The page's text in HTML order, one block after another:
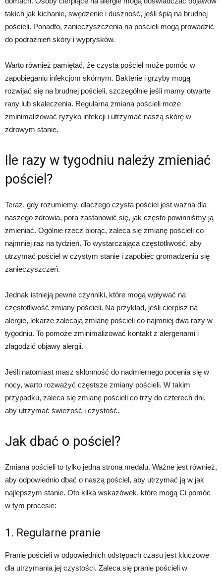
takich jak kichanie, swędzenie i duszność, jeśli śpią na brudnej
pościeli. Ponadto, zanieczyszczenia na pościeli mogą prowadzić
do podrażnień skóry i wyprysków.
Warto również pamiętać, że czysta pościel może pomóc w
zapobieganiu infekcjom skórnym. Bakterie i grzyby mogą
rozwijać się na brudnej pościeli, szczególnie jeśli mamy otwarte
rany lub skaleczenia. Regularna zmiana pościeli może
zminimalizować ryzyko infekcji i utrzymać naszą skórę w
zdrowym stanie.
Ile razy w tygodniu należy zmieniać
pościel?
Teraz, gdy rozumiemy, dlaczego czysta pościel jest ważna dla
naszego zdrowia, pora zastanowić się, jak często powinniśmy ją
zmieniać. Ogólnie rzecz biorąc, zaleca się zmianę pościeli co
najmniej raz na tydzień. To wystarczająca częstotliwość, aby
utrzymać pościel w czystym stanie i zapobiec gromadzeniu się
zanieczyszczeń.
Jednak istnieją pewne czynniki, które mogą wpływać na
częstotliwość zmiany pościeli. Na przykład, jeśli cierpisz na
alergie, lekarze zalecają zmianę pościeli co najmniej dwa razy w
tygodniu. To pomoże zminimalizować kontakt z alergenami i
złagodzić objawy alergii.
Jeśli natomiast masz skłonność do nadmiernego pocenia się w
nocy, warto rozważyć częstsze zmiany pościeli. W takim
przypadku, zaleca się zmianę pościeli co trzy do czterech dni,
aby utrzymać świeżość i czystość.
Jak dbać o pościel?
Zmiana pościeli to tylko jedna strona medalu. Ważne jest również,
aby odpowiednio dbać o naszą pościel, aby utrzymać ją w jak
najlepszym stanie. Oto kilka wskazówek, które mogą Ci pomóc
w tym procesie:
1. Regularne pranie
Pranie pościeli w odpowiednich odstępach czasu jest kluczowe
dla utrzymania jej czystości. Zaleca się pranie pościeli w